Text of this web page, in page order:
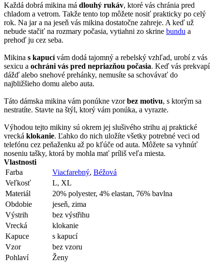
Každá dobrá mikina má dlouhý rukáv, ktoré vás chránia pred
chladom a vetrom. Takže tento top môžete nosiť prakticky po celý
rok. Na jar a na jeseň vás mikina dostatočne zahreje. A keď už
nebude stačiť na rozmary počasia, vytiahni zo skrine bundu a
prehoď ju cez seba.
Mikina s kapucívám dodá tajomný a rebelský vzhľad, urobí z vás
sexicu a ochráni vás pred nepriazňou počasia. Keď vás prekvapí
dážď alebo snehové prehánky, nemusíte sa schovávať do
najbližšieho domu alebo auta.
Táto dámska mikina vám ponúkne vzorbez motivu, s ktorým sa
nestratíte. Stavte na štýl, ktorý vám ponúka, a vyrazte.
Výhodou tejto mikiny sú okrem jej slušivého strihu aj praktické
vrecká klokanie. Ľahko do nich uložíte všetky potrebné veci od
telefónu cez peňaženku až po kľúče od auta. Môžete sa vyhnúť
noseniu tašky, ktorá by mohla mať príliš veľa miesta.
Vlastnosti
Farba
Viacfarebný, Béžová
Veľkosť
L, XL
Materiál
20% polyester, 4% elastan, 76% bavlna
Obdobie
jeseň, zima
Výstrih
bez výstřihu
Vrecká
klokanie
Kapuce
s kapucí
Vzor
bez vzoru
Pohlaví
Ženy